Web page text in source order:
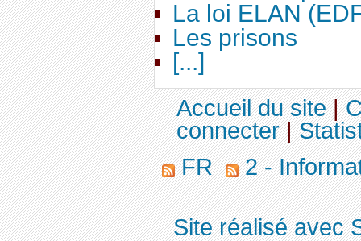
La loi ELAN
Les prisons
[...]
Accueil du site|
connecter|
FR
2 -
Site réalisé avec